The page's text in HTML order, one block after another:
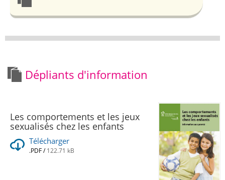
Dépliants d'information
Les comportements et les jeux
sexualisés chez les enfants
Télécharger
.PDF/122.71 kB